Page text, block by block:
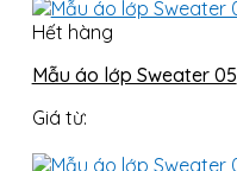
Hết hàng
Mẫu áo lớp Sweater 05
Giá từ: